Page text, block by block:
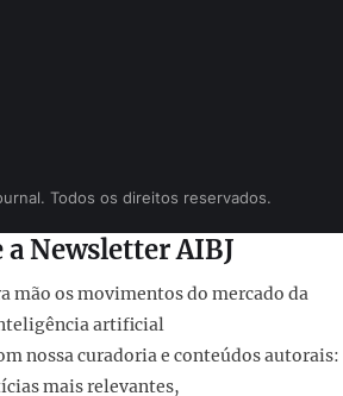
Todos os direitos reservados.
a Newsletter AIBJ
mão os movimentos do mercado da
artificial
nossa curadoria e conteúdos autorais:
mais relevantes,